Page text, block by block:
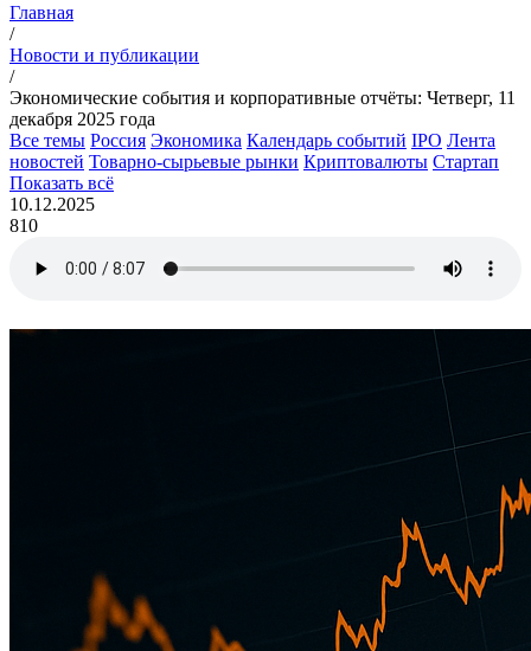
Главная
/
Новости и публикации
/
Экономические события и корпоративные отчёты: Четверг, 11
декабря 2025 года
Все темы Россия Экономика Календарь событий IPO Лента
новостей Товарно-сырьевые рынки Криптовалюты Стартап
Показать всё
10.12.2025
810